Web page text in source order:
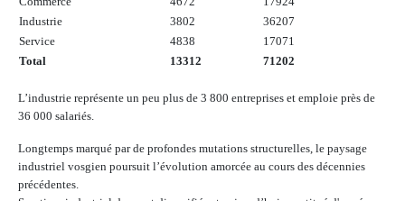
Industrie
3802
36207
Service
4838
17071
Total
13312 71202
L’industrie représente un peu plus de 3 800 entreprises et emploie près de
36 000 salariés.
Longtemps marqué par de profondes mutations structurelles, le paysage
industriel vosgien poursuit l’évolution amorcée au cours des décennies
précédentes.